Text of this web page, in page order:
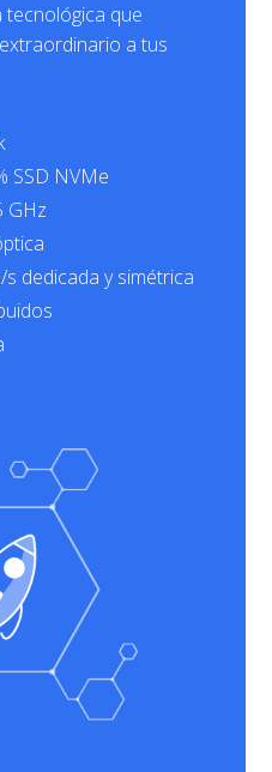
que
a tus
SSD NVMe
GHz
dedicada y simétrica